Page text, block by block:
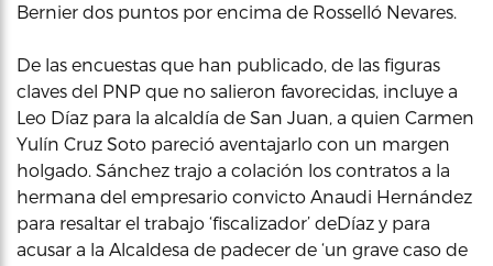
Bernier dos puntos por encima de Rosselló Nevares.
De las encuestas que han publicado, de las figuras
claves del PNP que no salieron favorecidas, incluye a
Leo Díaz para la alcaldía de San Juan, a quien Carmen
Yulín Cruz Soto pareció aventajarlo con un margen
holgado. Sánchez trajo a colación los contratos a la
hermana del empresario convicto Anaudi Hernández
para resaltar el trabajo ‘fiscalizador’ deDíaz y para
acusar a la Alcaldesa de padecer de ‘un grave caso de